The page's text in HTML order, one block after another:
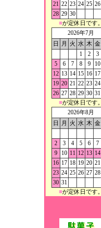
21 22 23 24 25 26
28 29 30
■が定休日です。
2026年7月
日
月 火 水 木 金
1
2 3
5
6 7 8 9 10
12 13 14 15 16 17
19 20 21 22 23 24
26 27 28 29 30 31
■が定休日です。
2026年8月
日
月 火 水 木 金
2
3 4 5 6 7
9
10 11 12 13 14
16 17 18 19 20 21
23 24 25 26 27 28
30 31
■が定休日です。